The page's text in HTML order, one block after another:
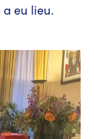
a eu lieu.